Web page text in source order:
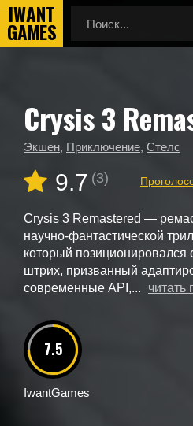
Главная
Новые игры
Crysis 3 Remastered
Crysis 3
Экшен, Приключение, Стелс
9.7 (3)
Crysis 3 Remastered —
научно-фантастической
который позиционировался
штрих, призванный
современные API,...
читать
7.5
IwantGames